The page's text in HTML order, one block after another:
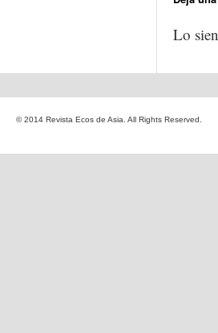
Lo
© 2014 Revista Ecos de Asia. All Rights Reserved.